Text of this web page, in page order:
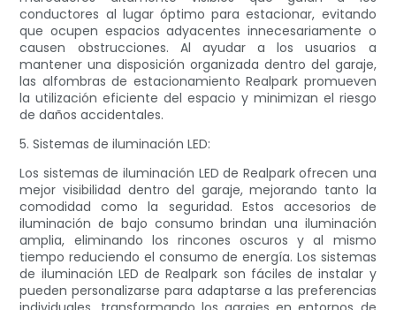
conductores al lugar óptimo para estacionar, evitando
que ocupen espacios adyacentes innecesariamente o
causen obstrucciones. Al ayudar a los usuarios a
mantener una disposición organizada dentro del garaje,
las alfombras de estacionamiento Realpark promueven
la utilización eficiente del espacio y minimizan el riesgo
de daños accidentales.
5. Sistemas de iluminación LED:
Los sistemas de iluminación LED de Realpark ofrecen una
mejor visibilidad dentro del garaje, mejorando tanto la
comodidad como la seguridad. Estos accesorios de
iluminación de bajo consumo brindan una iluminación
amplia, eliminando los rincones oscuros y al mismo
tiempo reduciendo el consumo de energía. Los sistemas
de iluminación LED de Realpark son fáciles de instalar y
pueden personalizarse para adaptarse a las preferencias